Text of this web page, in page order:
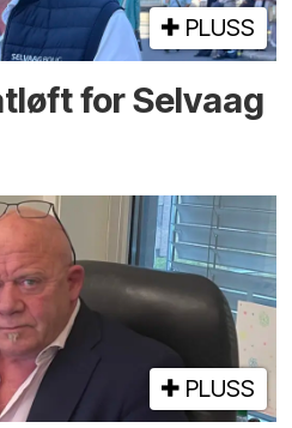
PLUSS
for Selvaag
PLUSS